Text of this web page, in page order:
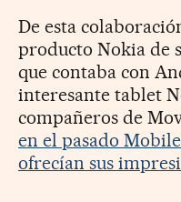
De esta
producto Nokia de
que contaba con
interesante tablet
compañeros de
en el pasado
ofrecían sus